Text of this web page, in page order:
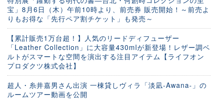
宝」8月6日（木）午前10時より、前売券 販売開始！～前売よ
りもお得な「先行ペア割チケット」も発売～
【累計販売1万台超！】人気のリードディフューザー
「Leather Collection」に大容量430mlが新登場！レザー調ベ
ルトがスマートな空間を演出する注目アイテム【ライフオン
プロダクツ株式会社】
超人・糸井嘉男さん出演 一棟貸しヴィラ「淡凪-Awana-」の
ルームツアー動画を公開